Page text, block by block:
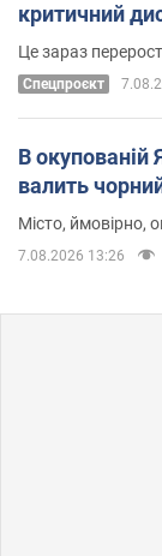
критичний
Це зараз
Cпецпроєкт
В окупованій
валить
Місто, ймовірно,
7.08.2026 13:26